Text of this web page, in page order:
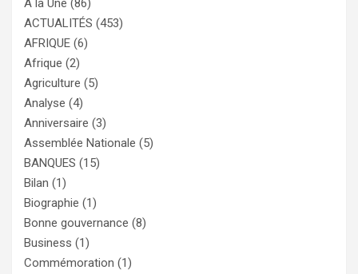
ACTUALITÉS (453)
AFRIQUE (6)
Afrique (2)
Agriculture (5)
Analyse (4)
Anniversaire (3)
Assemblée Nationale (5)
BANQUES (15)
Bilan (1)
Biographie (1)
Bonne gouvernance (8)
Business (1)
Commémoration (1)